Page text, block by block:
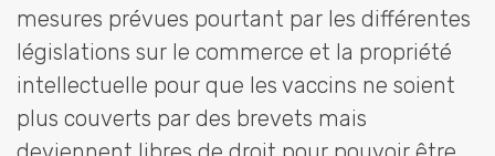
mesures prévues pourtant par les différentes
législations sur le commerce et la propriété
intellectuelle pour que les vaccins ne soient
plus couverts par des brevets mais